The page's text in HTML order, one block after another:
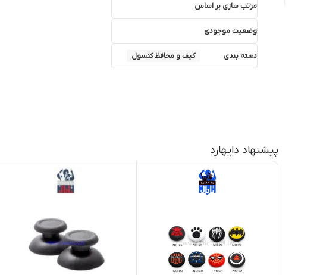
مرتب سازی بر اساس
وضعیت موجودی
دسته بندی کیف و محافظ کنسول
پیشنهاد دایهارد